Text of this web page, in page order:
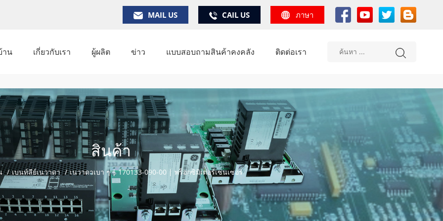
MAIL US CAIL US ภาษา
าน เกี่ยวกับเรา ผู้ผลิต ข่าว แบบสอบถามสินค้าคงคลัง ติดต่อเรา
สินค้า
/ เบนท์ลีย์เนวาดา / เนวาดาเบา ๆ | 170133-090-00 | พร็อกซิมิเตอร์เซนเซอร์